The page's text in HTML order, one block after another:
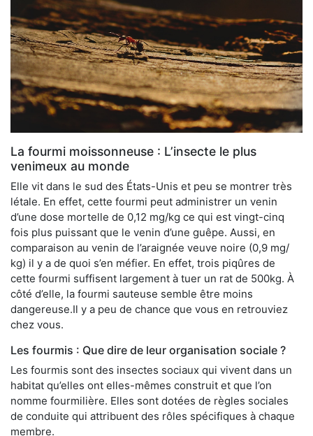
La fourmi moissonneuse : L’insecte le plus
venimeux au monde
Elle vit dans le sud des États-Unis et peu se montrer très
létale. En effet, cette fourmi peut administrer un venin
d’une dose mortelle de 0,12 mg/kg ce qui est vingt-cinq
fois plus puissant que le venin d’une guêpe. Aussi, en
comparaison au venin de l’araignée veuve noire (0,9 mg/
kg) il y a de quoi s’en méfier. En effet, trois piqûres de
cette fourmi suffisent largement à tuer un rat de 500kg. À
côté d’elle, la fourmi sauteuse semble être moins
dangereuse.Il y a peu de chance que vous en retrouviez
chez vous.
Les fourmis : Que dire de leur organisation sociale ?
Les fourmis sont des insectes sociaux qui vivent dans un
habitat qu’elles ont elles-mêmes construit et que l’on
nomme fourmilière. Elles sont dotées de règles sociales
de conduite qui attribuent des rôles spécifiques à chaque
membre.